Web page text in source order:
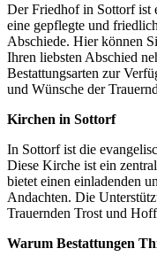
Der Friedhof in Sottorf ist
eine gepflegte und
Abschiede. Hier können
Ihren liebsten Abschied
Bestattungsarten zur
und Wünsche der
Kirchen in Sottorf
In Sottorf ist die
Diese Kirche ist ein
bietet einen einladenden
Andachten. Die
Trauernden Trost und
Warum Bestattungen